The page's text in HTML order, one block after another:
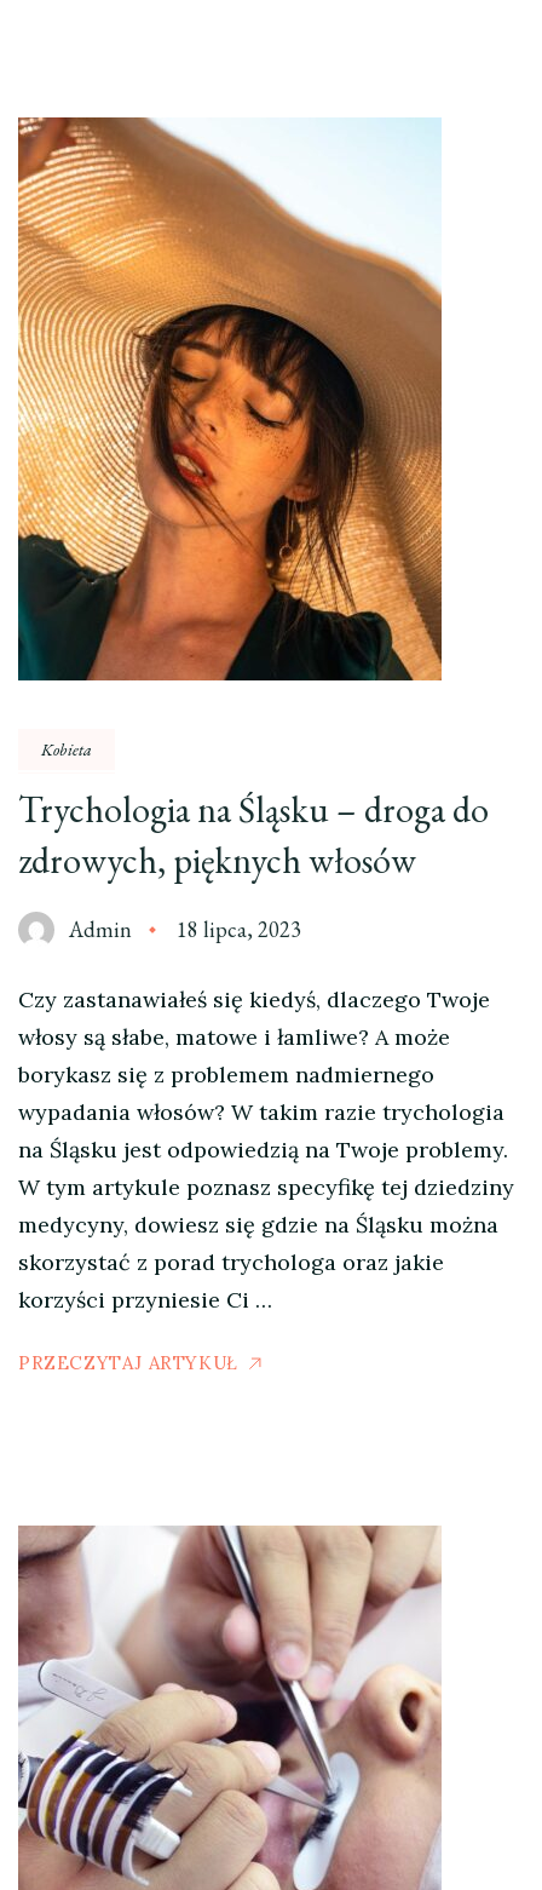
Kobieta
Trychologia na Śląsku – droga do
zdrowych, pięknych włosów
Admin 18 lipca, 2023
Czy zastanawiałeś się kiedyś, dlaczego Twoje
włosy są słabe, matowe i łamliwe? A może
borykasz się z problemem nadmiernego
wypadania włosów? W takim razie trychologia
na Śląsku jest odpowiedzią na Twoje problemy.
W tym artykule poznasz specyfikę tej dziedziny
medycyny, dowiesz się gdzie na Śląsku można
skorzystać z porad trychologa oraz jakie
korzyści przyniesie Ci …
PRZECZYTAJ ARTYKUŁ